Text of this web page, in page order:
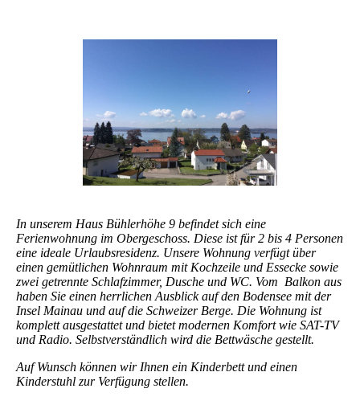
In unserem Haus Bühlerhöhe 9 befindet sich eine
Ferienwohnung im Obergeschoss. Diese ist für 2 bis 4 Personen
eine ideale Urlaubsresidenz. Unsere Wohnung verfügt über
einen gemütlichen Wohnraum mit Kochzeile und Essecke sowie
zwei getrennte Schlafzimmer, Dusche und WC. Vom Balkon aus
haben Sie einen herrlichen Ausblick auf den Bodensee mit der
Insel Mainau und auf die Schweizer Berge. Die Wohnung ist
komplett ausgestattet und bietet modernen Komfort wie SAT-TV
und Radio. Selbstverständlich wird die Bettwäsche gestellt.
Auf Wunsch können wir Ihnen ein Kinderbett und einen
Kinderstuhl zur Verfügung stellen.